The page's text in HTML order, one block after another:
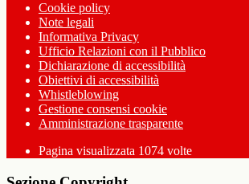
Cookie policy
Note legali
Informativa Privacy
Ufficio Relazioni con il Pubblico
Dichiarazione di accessibilità
Obiettivi di accessibilità
Whistleblowing
Gestione consensi cookie
Amministrazione trasparente
Pagina visualizzata 1074 volte